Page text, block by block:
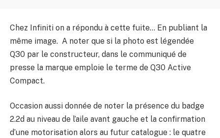
Chez Infiniti on a répondu à cette fuite… En publiant la
même image. A noter que si la photo est légendée
Q30 par le constructeur, dans le communiqué de
presse la marque emploie le terme de Q30 Active
Compact.
Occasion aussi donnée de noter la présence du badge
2.2d au niveau de l’aile avant gauche et la confirmation
d’une motorisation alors au futur catalogue : le quatre